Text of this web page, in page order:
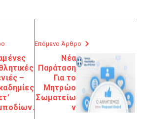
–
Επόμενο Άρθρο
Νέα
Παράταση
Για το
Μητρώο
Σωματείω
ν